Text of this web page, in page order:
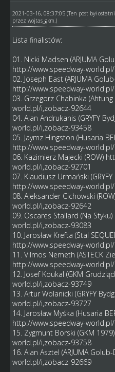
2021-03-16, 08:37:05 (Ten post był
przez wojtas_gkm.)
Lista finalistów:
01. Nicki Madsen (ARJUMA
http://www.speedway-
02. Joseph East (ARJUMA
http://www.speedway-
03. Grzegorz Chabinka (Ahtung
world.pl/i,zobacz-92644
04. Alan Andrukanis (GRYFY
world.pl/i,zobacz-93458
05. Jaymz Hingston (Husaria
http://www.speedway-
06. Kazimierz Majecki (ROW)
world.pl/i,zobacz-92701
07. Klaudiusz Urmański
http://www.speedway-
08. Aleksander Cichowski
world.pl/i,zobacz-92642
09. Oscares Stallard (Na Styku)
world.pl/i,zobacz-93083
10. Jarosław Krefta (Stal
http://www.speedway-
11. Vilmos Nemeth (ASTECK
http://www.speedway-
12. Josef Koukal (GKM
world.pl/i,zobacz-93749
13. Artur Wolanicki (GRYFY
world.pl/i,zobacz-93727
14. Jarosław Myśka (Husaria
http://www.speedway-
15. Zygmunt Borski (GKM 1979)
world.pl/i,zobacz-93758
16. Alan Asztel (ARJUMA
world.pl/i,zobacz-92669